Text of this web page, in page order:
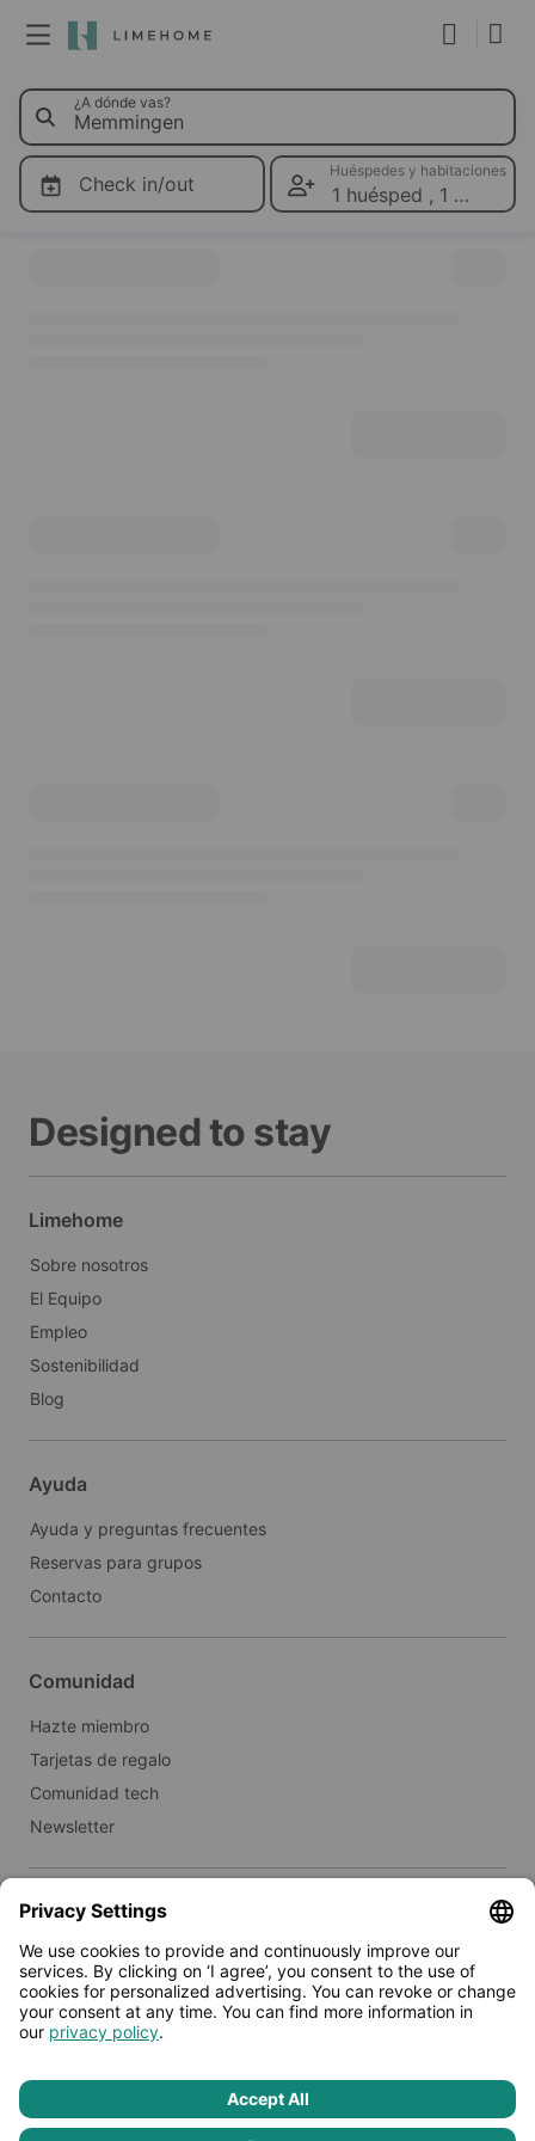
Membresía
Reserva de grupo
0 ¿A dónde vas?
Check in/out
Huéspedes y habitaciones
1 huésped , 1
Por favor selecciona tu periodo de viaje para ver precios
Designed to stay
Limehome
Sobre nosotros
El Equipo
Empleo
Sostenibilidad
Blog
Ayuda
Ayuda y preguntas frecuentes
Reservas para grupos
Contacto
Comunidad
Hazte miembro
Tarjetas de regalo
Comunidad tech
Newsletter
Inmobiliario
Alquilar a Limehome
Prensa